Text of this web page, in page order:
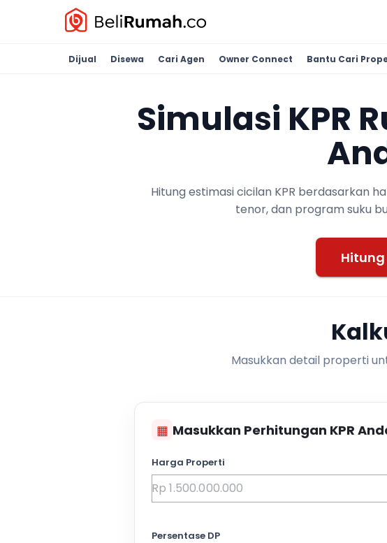
Dijual Disewa Cari Agen Owner Connect Bantu Cari
Simulasi KPR
Hitung estimasi cicilan KPR berdasarkan
tenor, dan program suku
Masukkan detail properti
▦ Masukkan Perhitungan KPR
Harga Properti
Persentase DP